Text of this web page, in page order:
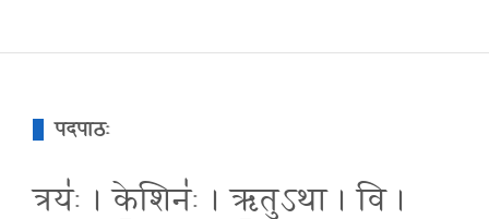
पदपाठः
त्रयः॑ । के॒शिनः॑ । ऋ॒तु॒ऽथा । वि ।